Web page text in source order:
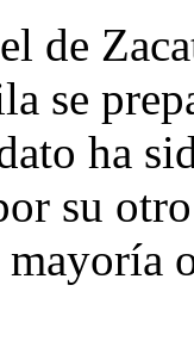
de
se
ha
su